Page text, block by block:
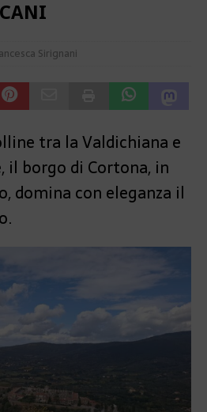
Sirignani
tra la Valdichiana e
il borgo di Cortona, in
domina con eleganza il